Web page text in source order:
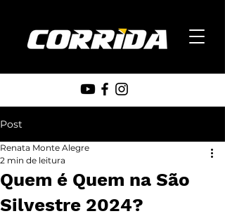
Post
Quem é Quem na São
Silvestre 2024?
Renata Monte Alegre
2 min de leitura